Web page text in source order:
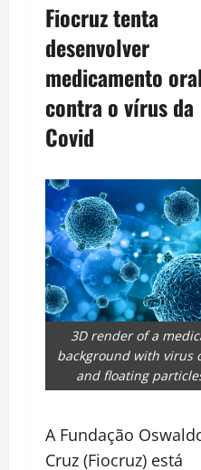
Fiocruz tenta
desenvolver
medicamento
contra o vírus da
Covid
3D render of a
background with virus
and floating
A Fundação
Cruz (Fiocruz) está